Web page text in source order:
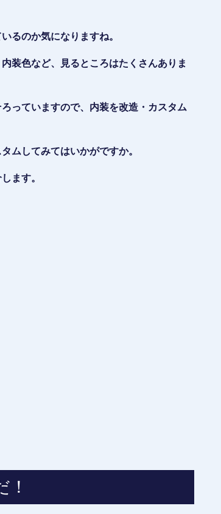
るのか気になりますね。
装色など、見るところはたくさんありま
っていますので、内装を改造・カスタム
ムしてみてはいかがですか。
ます。